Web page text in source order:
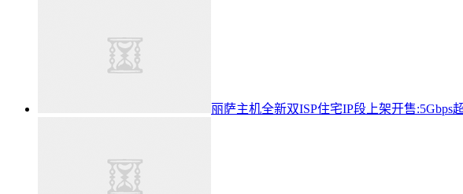
丽萨主机全新双ISP住宅IP段上架开售